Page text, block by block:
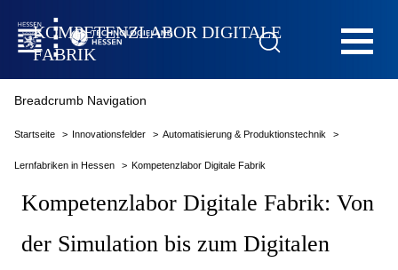
Startseite
Das Technologieland
KOMPETENZLABOR DIGITALE
FABRIK
Breadcrumb Navigation
Startseite Innovationsfelder Automatisierung & Produktionstechnik
Lernfabriken in Hessen Kompetenzlabor Digitale Fabrik
Kompetenzlabor Digitale Fabrik: Von
der Simulation bis zum Digitalen